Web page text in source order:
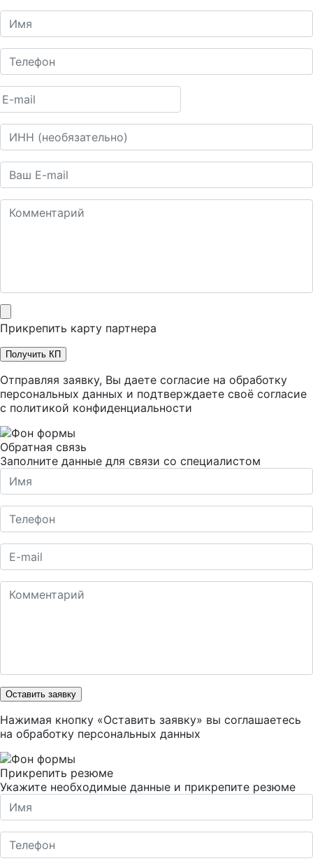
Прикрепить карту партнера
Получить КП
Отправляя заявку, Вы даете согласие на обработку
персональных данных и подтверждаете своё согласие
с политикой конфиденциальности
Обратная связь
Заполните данные для связи со специалистом
Оставить заявку
Нажимая кнопку «Оставить заявку» вы соглашаетесь
на обработку персональных данных
Прикрепить резюме
Укажите необходимые данные и прикрепите резюме